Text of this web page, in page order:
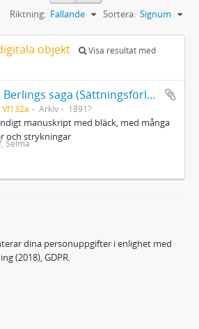
Sortera: Signum
Riktning: Fallande
objekt
Visa resultat med
Gösta Berlings saga (Sättningsförlagan)
Vf132a Arkiv 1891?
manuskript med bläck, med många
och strykningar
Selma
dina personuppgifter i enlighet med
(2018), GDPR.